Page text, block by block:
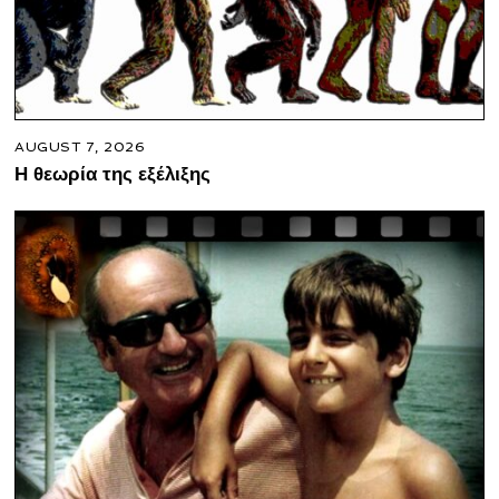
AUGUST 7, 2026
Η θεωρία της εξέλιξης